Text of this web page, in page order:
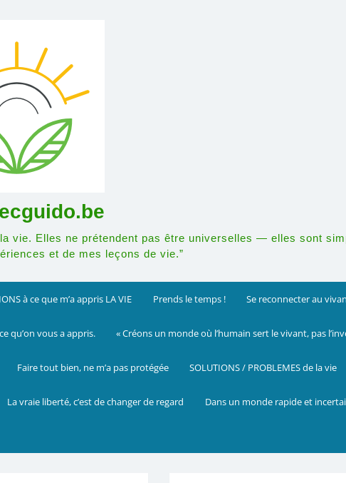
vie. Elles ne prétendent pas être universelles — elles sont
et de mes leçons de vie.”
à ce que m’a appris LA VIE Prends le temps ! Se reconnecter au
qu’on vous a appris. « Créons un monde où l’humain sert le vivant, pas
Faire tout bien, ne m’a pas protégée SOLUTIONS / PROBLEMES de la vie
La vraie liberté, c’est de changer de regard Dans un monde rapide et